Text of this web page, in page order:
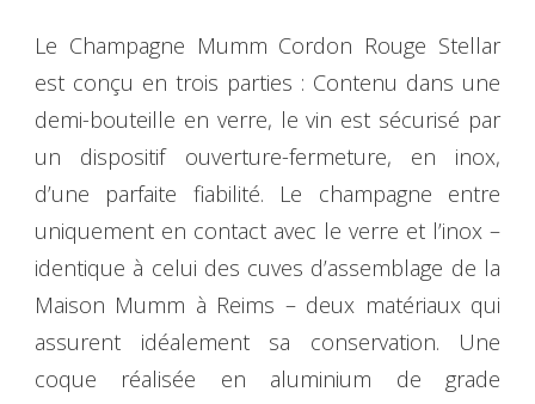
Le Champagne Mumm Cordon Rouge Stellar
est conçu en trois parties : Contenu dans une
demi-bouteille en verre, le vin est sécurisé par
un dispositif ouverture-fermeture, en inox,
d’une parfaite fiabilité. Le champagne entre
uniquement en contact avec le verre et l’inox –
identique à celui des cuves d’assemblage de la
Maison Mumm à Reims – deux matériaux qui
assurent idéalement sa conservation. Une
coque réalisée en aluminium de grade